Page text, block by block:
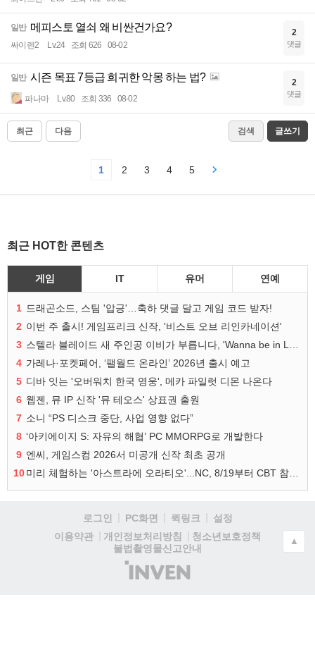
일반 메피스토 열쇠 왜 비싼건가요?
싸이렌2 Lv.24 조회 626 08-02
2
댓글
일반 시즌 목표 7등급 희귀한 악몽 하는 법?
파나마 Lv.80 조회 336 08-02
2
댓글
최근 다음 검색 글쓰기
1 2 3 4 5
최근 HOT한 콘텐츠
게임 IT 유머 연예
1 드래곤소드, 스팀 '압긍'…축하 댓글 달고 게임 코드 받자!
2 이번 주 출시! 게임프리크 신작, '비스트 오브 리인카네이션'
3
4 가레나·포켓페어, ‘팰월드 온라인’ 2026년 출시 예고
5 디바 잇는 '오버워치 한국 영웅', 메카 파일럿 디몬 나온다
6 웹젠, 뮤 IP 신작 '뮤 테오스' 상표권 출원
7 소니 “PS 디스크 중단, 사업 영향 없다”
8 ‘아키에이지 S: 자유의 해협’ PC MMORPG로 개발한다
9 엔씨, 게임스컴 2026서 미공개 신작 최초 공개
10
로그인 PC화면 퀵링크
설정
이용약관
개인정보처리방침
청소년보호정책
불법촬영물신고안내
(주)
인
▲